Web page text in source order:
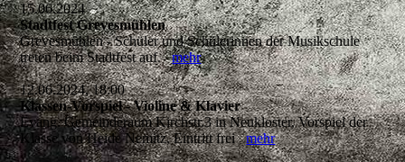
15.06.2024
Stadtfest Grevesmühlen
Grevesmühlen - Schüler und Schülerinnen der Musikschule
treten beim Stadtfest auf.mehr
12.06.2024, 18:00
Klassen-Vorspiel - Violine & Klavier
Evang. Gemeinderaum Kirchstr.3 in Neukloster, Vorspiel der
Klasse von Heide Nemitz, Eintritt freimehr